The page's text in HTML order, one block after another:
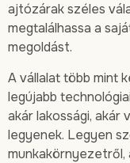
ajtózárak széles
megtalálhassa a
megoldást.
A vállalat több mint
legújabb
akár lakossági,
legyenek. Legyen